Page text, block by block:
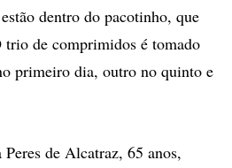
dentro do pacotinho, que
de comprimidos é tomado
primeiro dia, outro no quinto e
de Alcatraz, 65 anos,